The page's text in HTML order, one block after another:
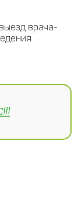
врача-